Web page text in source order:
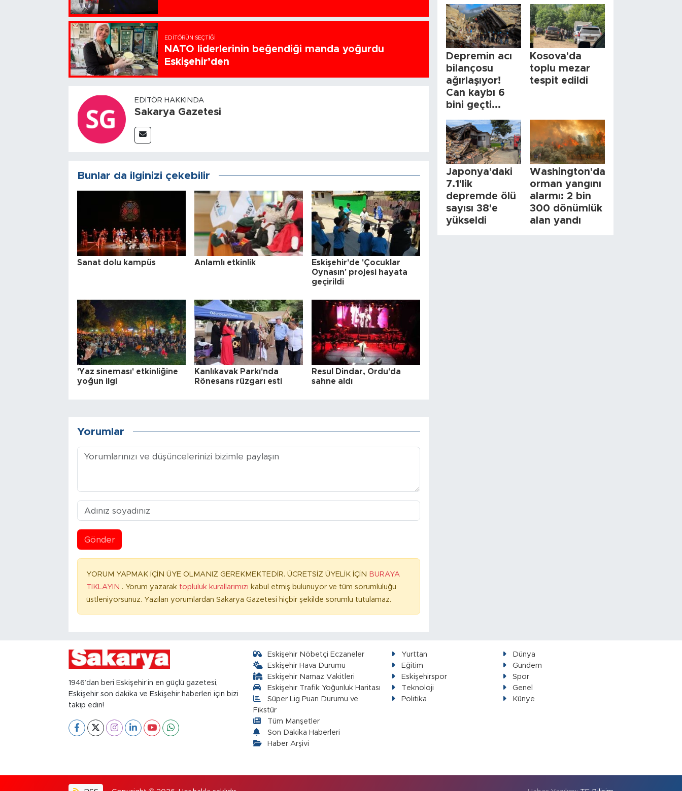
EDITÖRÜN SEÇTIĞI
NATO liderlerinin beğendiği manda yoğurdu
Eskişehir’den
EDITÖR HAKKINDA
Sakarya Gazetesi
Bunlar da ilginizi çekebilir
Sanat dolu kampüs Anlamlı etkinlik
Eskişehir'de 'Çocuklar
Oynasın' projesi hayata
geçirildi
'Yaz sineması' etkinliğine
yoğun ilgi
Kanlıkavak Parkı'nda
Rönesans rüzgarı esti
Resul Dindar, Ordu'da
sahne aldı
Yorumlar
Gönder
YORUM YAPMAK İÇİN ÜYE OLMANIZ GEREKMEKTEDİR. ÜCRETSİZ ÜYELİK İÇİN BURAYA
TIKLAYIN . Yorum yazarak topluluk kurallarımızı kabul etmiş bulunuyor ve tüm sorumluluğu
üstleniyorsunuz. Yazılan yorumlardan Sakarya Gazetesi hiçbir şekilde sorumlu tutulamaz.
Depremin acı
bilançosu
ağırlaşıyor!
Can kaybı 6
bini geçti...
Kosova'da
toplu mezar
tespit edildi
Japonya'daki
7.1'lik
depremde ölü
sayısı 38'e
yükseldi
Washington'da
orman yangını
alarmı: 2 bin
300 dönümlük
alan yandı
1946’dan beri Eskişehir’in en güçlü gazetesi,
Eskişehir son dakika ve Eskişehir haberleri için bizi
takip edin!
Eskişehir Nöbetçi Eczaneler
Eskişehir Hava Durumu
Eskişehir Namaz Vakitleri
Eskişehir Trafik Yoğunluk Haritası
Süper Lig Puan Durumu ve
Fikstür
Tüm Manşetler
Son Dakika Haberleri
Haber Arşivi
Yurttan
Dünya
Eğitim
Gündem
Eskişehirspor
Spor
Teknoloji
Genel
Politika
Künye